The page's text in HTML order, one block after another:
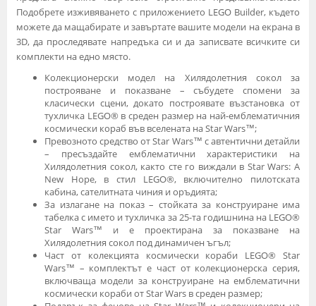
Подобрете изживяването с приложението LEGO Builder, където
можете да мащабирате и завъртате вашите модели на екрана в
3D, да проследявате напредъка си и да записвате всичките си
комплекти на едно място.
Колекционерски модел на Хилядолетния сокол за
построяване и показване – събудете спомени за
класически сцени, докато построявате възстановка от
тухличка LEGO® в среден размер на най-емблематичния
космически кораб във вселената на Star Wars™;
Превозното средство от Star Wars™ с автентични детайли
– пресъздайте емблематични характеристики на
Хилядолетния сокол, както сте го виждали в Star Wars: A
New Hope, в стил LEGO®, включително пилотската
кабина, сателитната чиния и оръдията;
За излагане на показ – стойката за конструиране има
табелка с името и тухличка за 25-та годишнина на LEGO®
Star Wars™ и е проектирана за показване на
Хилядолетния сокол под динамичен ъгъл;
Част от колекцията космически кораби LEGO® Star
Wars™ – комплектът е част от колекционерска серия,
включваща модели за конструиране на емблематични
космически кораби от Star Wars в среден размер;